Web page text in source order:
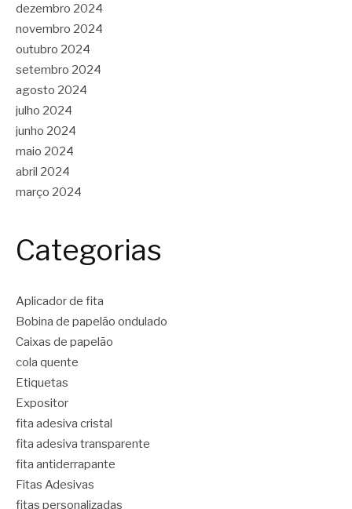
dezembro 2024
novembro 2024
outubro 2024
setembro 2024
agosto 2024
julho 2024
junho 2024
maio 2024
abril 2024
março 2024
Categorias
Aplicador de fita
Bobina de papelão ondulado
Caixas de papelão
cola quente
Etiquetas
Expositor
fita adesiva cristal
fita adesiva transparente
fita antiderrapante
Fitas Adesivas
fitas personalizadas